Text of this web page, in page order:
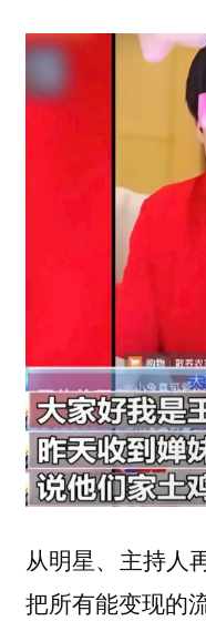
从明星、主持人
把所有能变现的